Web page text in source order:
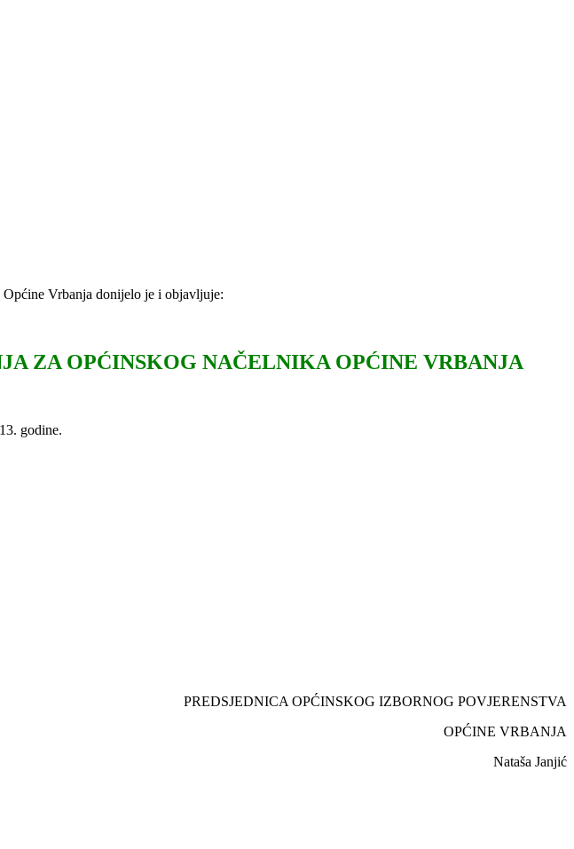
Vrbanja donijelo je i objavljuje:
ZA OPĆINSKOG NAČELNIKA OPĆINE VRBANJA
godine.
PREDSJEDNICA OPĆINSKOG IZBORNOG POVJERENSTVA
OPĆINE VRBANJA
Nataša Janjić